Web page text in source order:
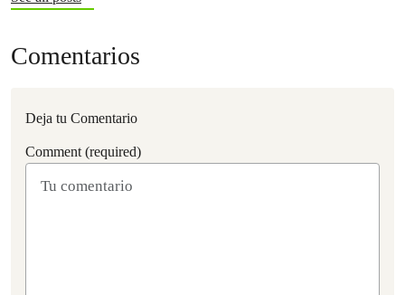
Comentarios
Deja tu Comentario
Comment (required)